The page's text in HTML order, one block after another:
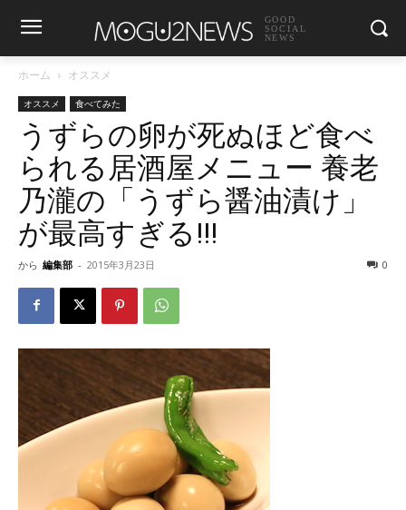
GOOD
SOCIAL
NEWS
ホーム オススメ
オススメ 食べてみた
うずらの卵が死ぬほど食べ
られる居酒屋メニュー 養老
乃瀧の「うずら醤油漬け」
が最高すぎる!!!
から 編集部 - 2015年3月23日 0